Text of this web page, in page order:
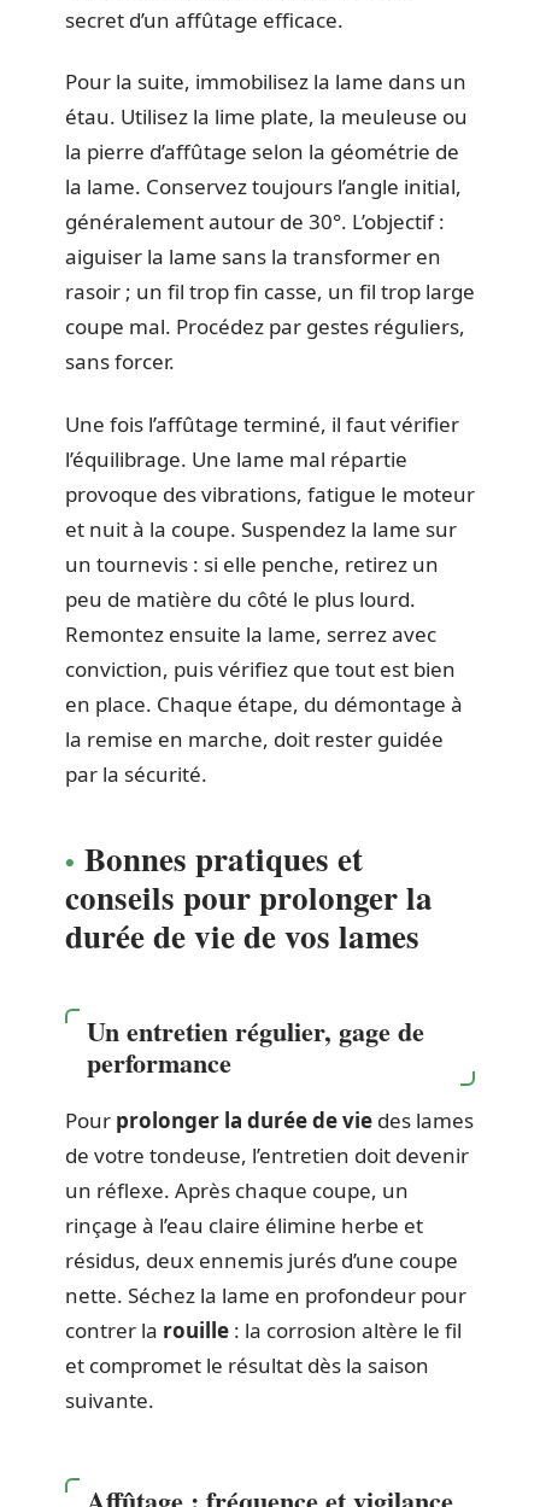
secret d’un affûtage efficace.
Pour la suite, immobilisez la lame dans un
étau. Utilisez la lime plate, la meuleuse ou
la pierre d’affûtage selon la géométrie de
la lame. Conservez toujours l’angle initial,
généralement autour de 30°. L’objectif :
aiguiser la lame sans la transformer en
rasoir ; un fil trop fin casse, un fil trop large
coupe mal. Procédez par gestes réguliers,
sans forcer.
Une fois l’affûtage terminé, il faut vérifier
l’équilibrage. Une lame mal répartie
provoque des vibrations, fatigue le moteur
et nuit à la coupe. Suspendez la lame sur
un tournevis : si elle penche, retirez un
peu de matière du côté le plus lourd.
Remontez ensuite la lame, serrez avec
conviction, puis vérifiez que tout est bien
en place. Chaque étape, du démontage à
la remise en marche, doit rester guidée
par la sécurité.
Bonnes pratiques et
conseils pour prolonger la
durée de vie de vos lames
Un entretien régulier, gage de
performance
Pour prolonger la durée de vie des lames
de votre tondeuse, l’entretien doit devenir
un réflexe. Après chaque coupe, un
rinçage à l’eau claire élimine herbe et
résidus, deux ennemis jurés d’une coupe
nette. Séchez la lame en profondeur pour
contrer la rouille : la corrosion altère le fil
et compromet le résultat dès la saison
suivante.